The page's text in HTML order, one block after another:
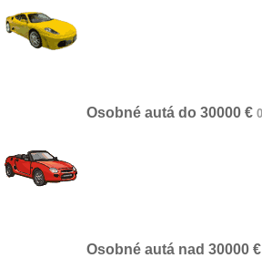
Osobné autá do 30000 €
Osobné autá nad 30000 €